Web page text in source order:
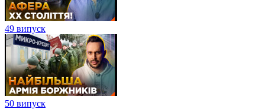
49 випуск
50 випуск